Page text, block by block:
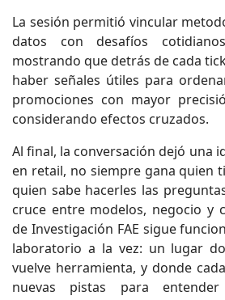
La sesión permitió vincular
datos con desafíos
mostrando que detrás de cada
haber señales útiles para
promociones con mayor
considerando efectos cruzados.
Al final, la conversación dejó una
en retail, no siempre gana quien
quien sabe hacerles las
cruce entre modelos, negocio y
de Investigación FAE sigue
laboratorio a la vez: un lugar
vuelve herramienta, y donde
nuevas pistas para